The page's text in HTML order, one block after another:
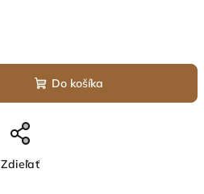
Do košíka
Zdieľať